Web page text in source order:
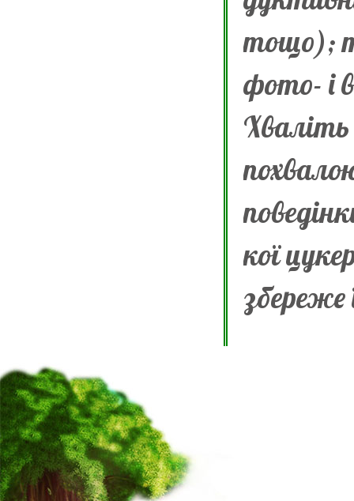
тощо);
фото- і
кої
збереже